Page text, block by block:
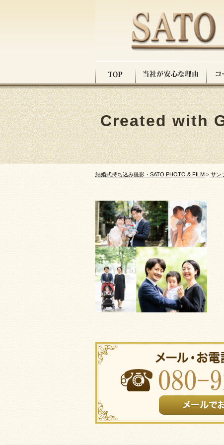
Created with
結婚式持ち込み撮影・SATO PHOTO & FILM > サン